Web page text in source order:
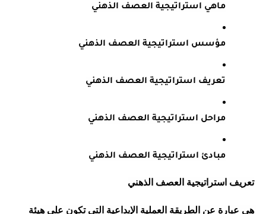
ماهي استراتيجية العصف الذهني
مؤسس استراتيجية العصف الذهني
تعريف استراتيجية العصف الذهني
مراحل استراتيجية العصف الذهني
مبادئ استراتيجية العصف الذهني
تعريف استراتيجية العصف الذهني